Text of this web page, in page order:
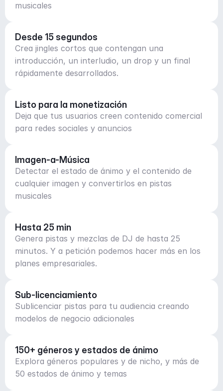
musicales
Desde 15 segundos
Crea jingles cortos que contengan una
introducción, un interludio, un drop y un final
rápidamente desarrollados.
Listo para la monetización
Deja que tus usuarios creen contenido comercial
para redes sociales y anuncios
Imagen-a-Música
Detectar el estado de ánimo y el contenido de
cualquier imagen y convertirlos en pistas
musicales
Hasta 25 min
Genera pistas y mezclas de DJ de hasta 25
minutos. Y a petición podemos hacer más en los
planes empresariales.
Sub-licenciamiento
Sublicenciar pistas para tu audiencia creando
modelos de negocio adicionales
150+ géneros y estados de ánimo
Explora géneros populares y de nicho, y más de
50 estados de ánimo y temas